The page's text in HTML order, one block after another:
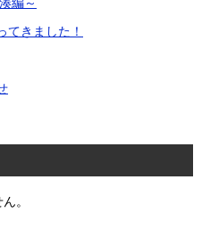
てきました！
。